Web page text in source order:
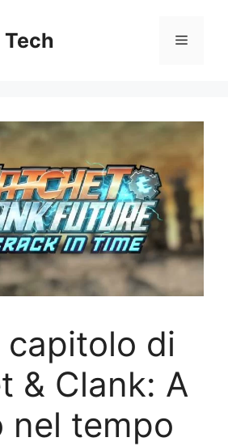
Menu
capitolo di
& Clank: A
nel tempo